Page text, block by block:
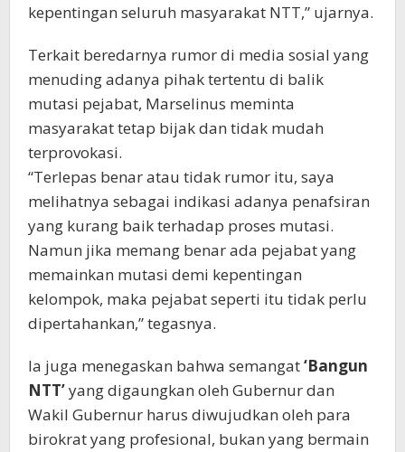
kepentingan seluruh masyarakat NTT,” ujarnya.
Terkait beredarnya rumor di media sosial yang
menuding adanya pihak tertentu di balik
mutasi pejabat, Marselinus meminta
masyarakat tetap bijak dan tidak mudah
terprovokasi.
“Terlepas benar atau tidak rumor itu, saya
melihatnya sebagai indikasi adanya penafsiran
yang kurang baik terhadap proses mutasi.
Namun jika memang benar ada pejabat yang
memainkan mutasi demi kepentingan
kelompok, maka pejabat seperti itu tidak perlu
dipertahankan,” tegasnya.
Ia juga menegaskan bahwa semangat‘Bangun
NTT’yang digaungkan oleh Gubernur dan
Wakil Gubernur harus diwujudkan oleh para
birokrat yang profesional, bukan yang bermain